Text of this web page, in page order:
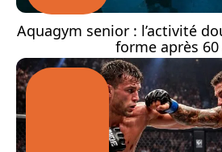
Aquagym senior : l’activité
forme après 60